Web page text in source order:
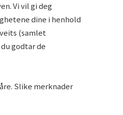
Vi vil gi deg
dine i henhold
(samlet
godtar de
Slike merknader